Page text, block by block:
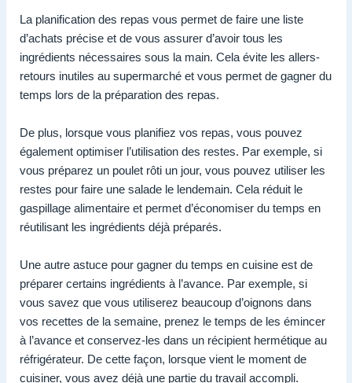
La planification des repas vous permet de faire une liste
d’achats précise et de vous assurer d’avoir tous les
ingrédients nécessaires sous la main. Cela évite les allers-
retours inutiles au supermarché et vous permet de gagner du
temps lors de la préparation des repas.
De plus, lorsque vous planifiez vos repas, vous pouvez
également optimiser l’utilisation des restes. Par exemple, si
vous préparez un poulet rôti un jour, vous pouvez utiliser les
restes pour faire une salade le lendemain. Cela réduit le
gaspillage alimentaire et permet d’économiser du temps en
réutilisant les ingrédients déjà préparés.
Une autre astuce pour gagner du temps en cuisine est de
préparer certains ingrédients à l’avance. Par exemple, si
vous savez que vous utiliserez beaucoup d’oignons dans
vos recettes de la semaine, prenez le temps de les émincer
à l’avance et conservez-les dans un récipient hermétique au
réfrigérateur. De cette façon, lorsque vient le moment de
cuisiner, vous avez déjà une partie du travail accompli.